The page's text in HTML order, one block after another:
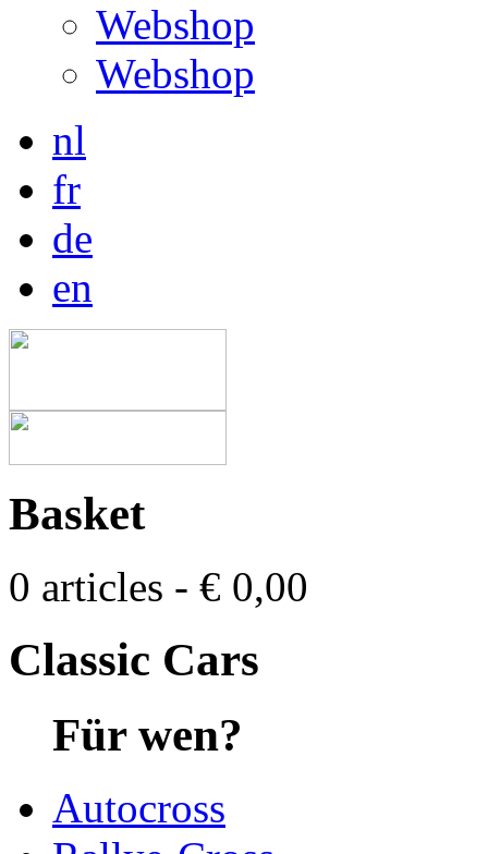
Webshop
Webshop
nl
fr
de
en
Basket
0 articles - € 0,00
Classic Cars
Für wen?
Autocross